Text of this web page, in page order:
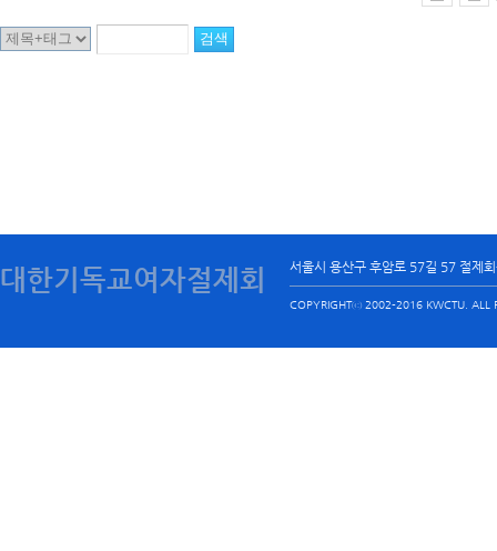
대한기독교여자절제회 서울시 용산구 후암로 57길 57 절제
COPYRIGHTⓒ 2002-2016 KWCTU. ALL